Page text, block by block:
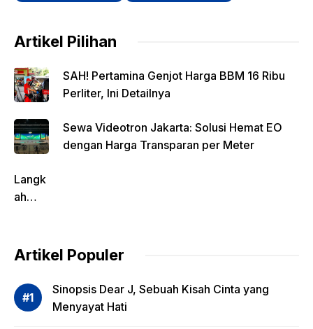
Artikel Pilihan
SAH! Pertamina Genjot Harga BBM 16 Ribu
Perliter, Ini Detailnya
Sewa Videotron Jakarta: Solusi Hemat EO
dengan Harga Transparan per Meter
Langk
ah
dalam
si
Risiko
Artikel Populer
Sinopsis Dear J, Sebuah Kisah Cinta yang
Menyayat Hati